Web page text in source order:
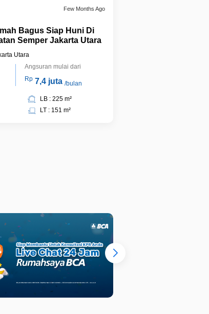
Few Months Ago
Bagus Siap Huni Di
Semper Jakarta Utara
Utara
Angsuran mulai dari
Rp 7,4 juta /bulan
LB : 225 m²
LT : 151 m²